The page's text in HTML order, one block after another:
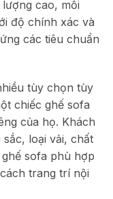
cao, mỗi
độ chính xác và
các tiêu chuẩn
tùy chọn tùy
chiếc ghế sofa
của họ. Khách
loại vải, chất
sofa phù hợp
trang trí nội